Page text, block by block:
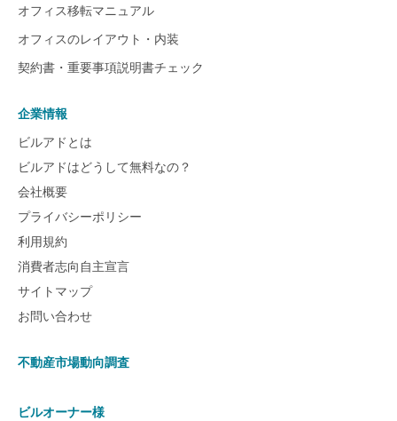
オフィス移転マニュアル
オフィスのレイアウト・内装
契約書・重要事項説明書チェック
企業情報
ビルアドとは
ビルアドはどうして無料なの？
会社概要
プライバシーポリシー
利用規約
消費者志向自主宣言
サイトマップ
お問い合わせ
不動産市場動向調査
ビルオーナー様